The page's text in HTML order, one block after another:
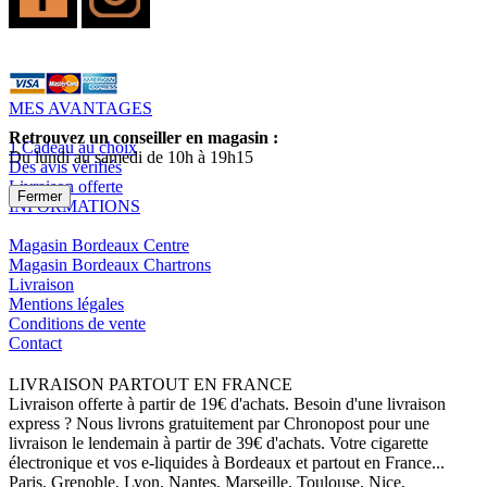
MES AVANTAGES
1 Cadeau au choix
Des avis vérifiés
Livraison offerte
INFORMATIONS
Magasin Bordeaux Centre
Magasin Bordeaux Chartrons
Livraison
Mentions légales
Conditions de vente
Contact
LIVRAISON PARTOUT EN FRANCE
Livraison offerte à partir de 19€ d'achats. Besoin d'une livraison
express ? Nous livrons gratuitement par Chronopost pour une
livraison le lendemain à partir de 39€ d'achats. Votre cigarette
électronique et vos e-liquides à Bordeaux et partout en France...
Paris, Grenoble, Lyon, Nantes, Marseille, Toulouse, Nice,
Retrouvez un conseiller en magasin :
Du lundi au samedi de 10h à 19h15
Fermer